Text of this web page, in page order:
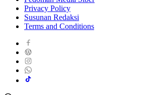
Privacy Policy
Susunan Redaksi
Terms and Conditions